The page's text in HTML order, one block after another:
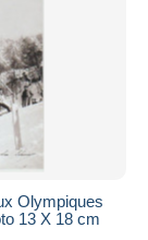
Olympiques
13 X 18 cm